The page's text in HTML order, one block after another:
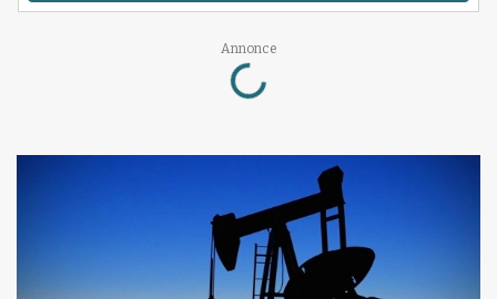
Annonce
Loading...